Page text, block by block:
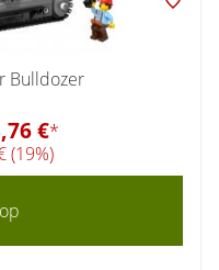
Bulldozer
€*
(19%)